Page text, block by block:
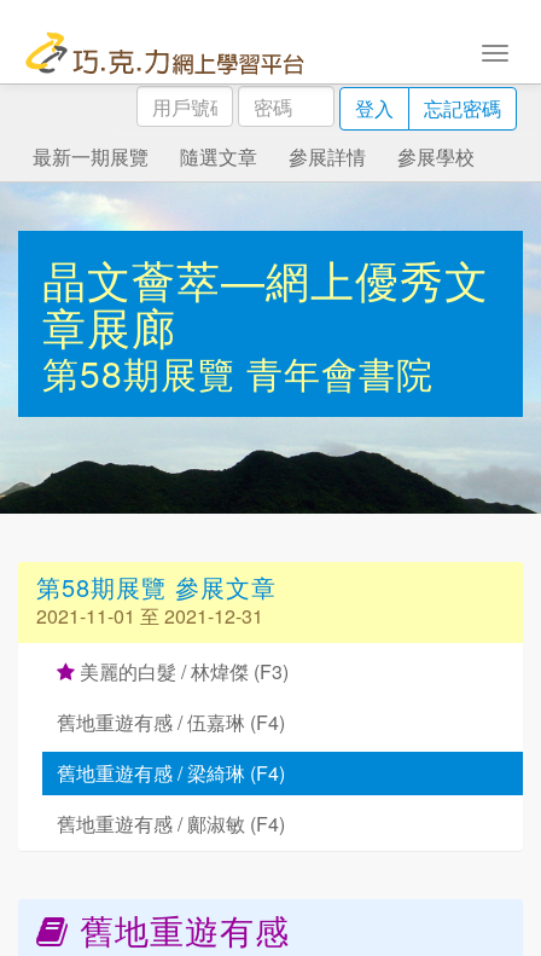
用
戶
號
碼
密
碼
登入
忘記密碼
最新一期展覽
隨選文章 參展詳情 參展學校
晶文薈萃—網上優秀文
章展廊
第58期展覽 青年會書院
第58期展覽 參展文章
2021-11-01 至 2021-12-31
美麗的白髮 / 林煒傑 (F3)
舊地重遊有感 / 伍嘉琳 (F4)
舊地重遊有感 / 梁綺琳 (F4)
舊地重遊有感 / 鄺淑敏 (F4)
舊地重遊有感